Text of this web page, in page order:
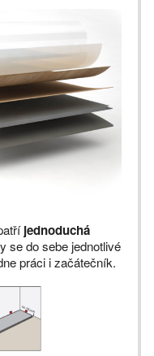
jednoduchá
se do sebe jednotlivé
práci i začátečník.